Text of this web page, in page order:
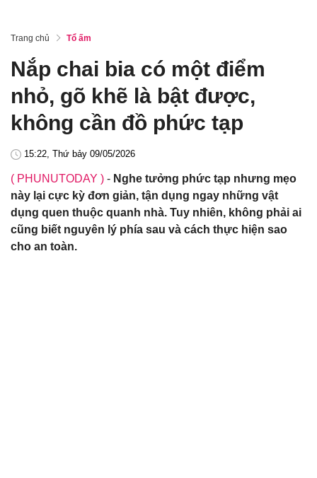
Trang chủ Tổ ấm
Nắp chai bia có một điểm
nhỏ, gõ khẽ là bật được,
không cần đồ phức tạp
15:22, Thứ bảy 09/05/2026
( PHUNUTODAY ) - Nghe tưởng phức tạp nhưng mẹo
này lại cực kỳ đơn giản, tận dụng ngay những vật
dụng quen thuộc quanh nhà. Tuy nhiên, không phải ai
cũng biết nguyên lý phía sau và cách thực hiện sao
cho an toàn.